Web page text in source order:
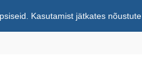
Kasutamist jätkates